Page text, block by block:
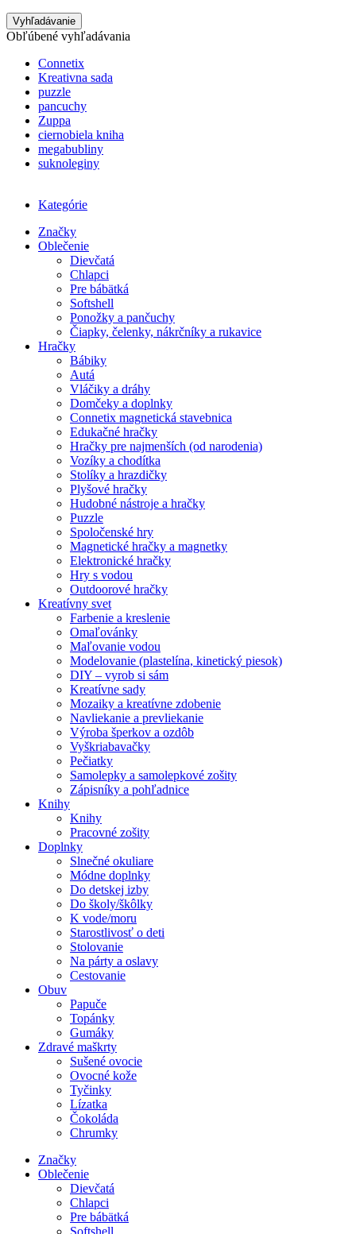
Vyhľadávanie
Obľúbené vyhľadávania
Connetix
Kreativna sada
puzzle
pancuchy
Zuppa
ciernobiela kniha
megabubliny
suknoleginy
Kategórie
Značky
Oblečenie
Dievčatá
Chlapci
Pre bábätká
Softshell
Ponožky a pančuchy
Čiapky, čelenky, nákrčníky a rukavice
Hračky
Bábiky
Autá
Vláčiky a dráhy
Domčeky a doplnky
Connetix magnetická stavebnica
Edukačné hračky
Hračky pre najmenších (od narodenia)
Vozíky a chodítka
Stolíky a hrazdičky
Plyšové hračky
Hudobné nástroje a hračky
Puzzle
Spoločenské hry
Magnetické hračky a magnetky
Elektronické hračky
Hry s vodou
Outdoorové hračky
Kreatívny svet
Farbenie a kreslenie
Omaľovánky
Maľovanie vodou
Modelovanie (plastelína, kinetický piesok)
DIY – vyrob si sám
Kreatívne sady
Mozaiky a kreatívne zdobenie
Navliekanie a prevliekanie
Výroba šperkov a ozdôb
Vyškriabavačky
Pečiatky
Samolepky a samolepkové zošity
Zápisníky a pohľadnice
Knihy
Knihy
Pracovné zošity
Doplnky
Slnečné okuliare
Módne doplnky
Do detskej izby
Do školy/škôlky
K vode/moru
Starostlivosť o deti
Stolovanie
Na párty a oslavy
Cestovanie
Obuv
Papuče
Topánky
Gumáky
Zdravé maškrty
Sušené ovocie
Ovocné kože
Tyčinky
Lízatka
Čokoláda
Chrumky
Značky
Oblečenie
Dievčatá
Chlapci
Pre bábätká
Softshell